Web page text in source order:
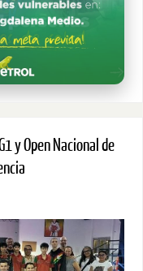
y Open Nacional de